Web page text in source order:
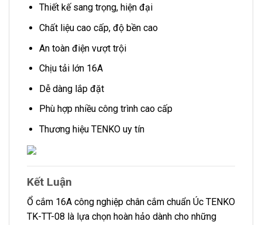
Thiết kế sang trọng, hiện đại
Chất liệu cao cấp, độ bền cao
An toàn điện vượt trội
Chịu tải lớn 16A
Dễ dàng lắp đặt
Phù hợp nhiều công trình cao cấp
Thương hiệu TENKO uy tín
Kết Luận
Ổ cắm 16A công nghiệp chân cắm chuẩn Úc TENKO
TK-TT-08 là lựa chọn hoàn hảo dành cho những